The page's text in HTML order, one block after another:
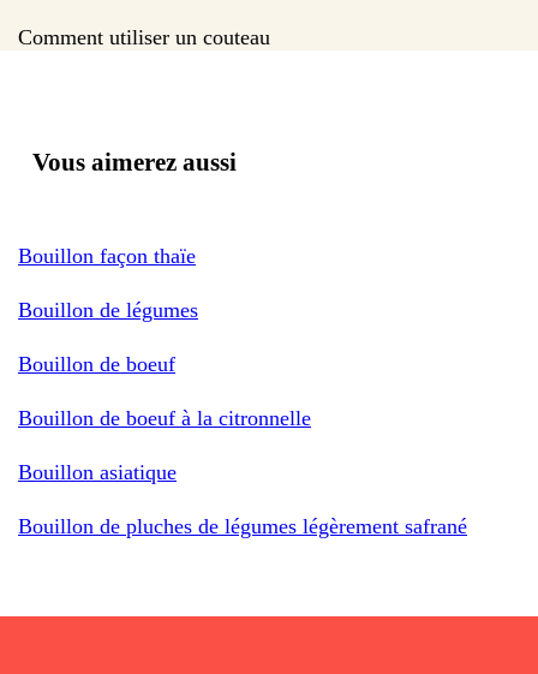
Comment utiliser un couteau
Vous aimerez aussi
Bouillon façon thaïe
Bouillon de légumes
Bouillon de boeuf
Bouillon de boeuf à la citronnelle
Bouillon asiatique
Bouillon de pluches de légumes légèrement safrané